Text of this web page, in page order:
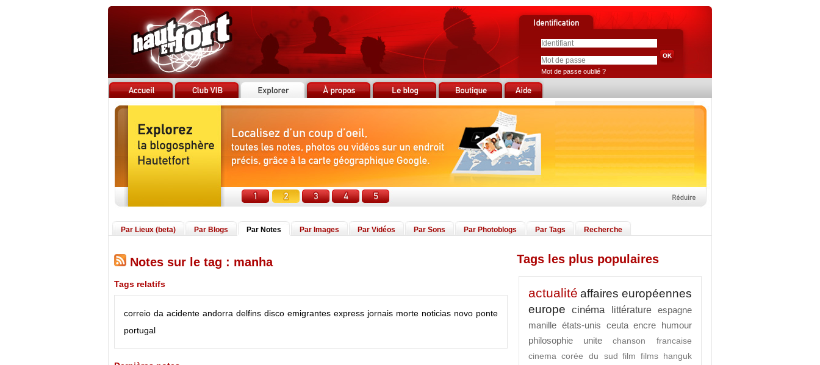
Mot de passe oublié ?
Par Lieux (beta) Par Blogs Par Notes Par Images Par Vidéos Par Sons Par Photoblogs Par Tags Recherche
Notes sur le tag : manha
Tags relatifs
correio da acidente andorra delfins disco emigrantes express jornais morte noticias novo ponte
portugal
Tags les plus populaires
actualité affaires européennes
europe cinéma littérature
espagne
manille états-unis ceuta encre humour
philosophie
unite
chanson francaise
cinema corée du sud film films hanguk